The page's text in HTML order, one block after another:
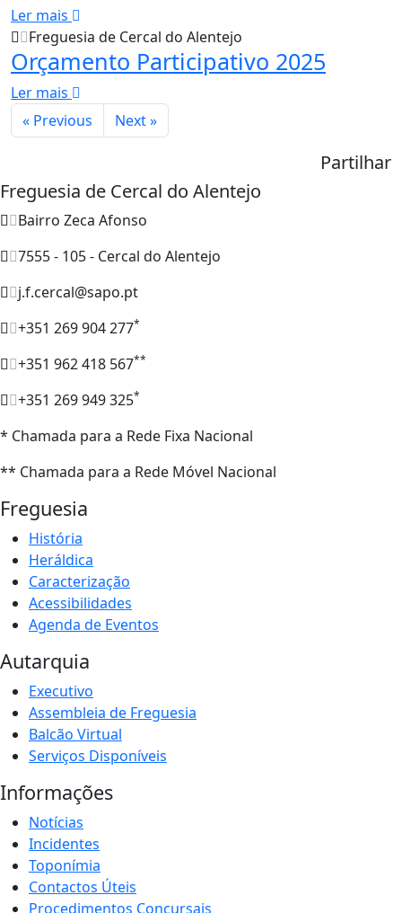
Ler mais
Freguesia de Cercal do Alentejo
Orçamento Participativo 2025
Ler mais
« Previous
Next »
Partilhar
Freguesia de Cercal do Alentejo
Bairro Zeca Afonso
7555 - 105 - Cercal do Alentejo
j.f.cercal@sapo.pt
+351 269 904 277*
+351 962 418 567**
+351 269 949 325*
* Chamada para a Rede Fixa Nacional
** Chamada para a Rede Móvel Nacional
Freguesia
História
Heráldica
Caracterização
Acessibilidades
Agenda de Eventos
Autarquia
Executivo
Assembleia de Freguesia
Balcão Virtual
Serviços Disponíveis
Informações
Notícias
Incidentes
Toponímia
Contactos Úteis
Procedimentos Concursais